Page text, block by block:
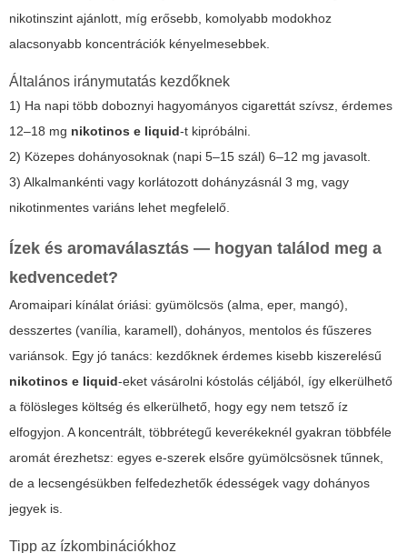
nikotinszint ajánlott, míg erősebb, komolyabb modokhoz
alacsonyabb koncentrációk kényelmesebbek.
Általános iránymutatás kezdőknek
1) Ha napi több doboznyi hagyományos cigarettát szívsz, érdemes
12–18 mg nikotinos e liquid-t kipróbálni.
2) Közepes dohányosoknak (napi 5–15 szál) 6–12 mg javasolt.
3) Alkalmankénti vagy korlátozott dohányzásnál 3 mg, vagy
nikotinmentes variáns lehet megfelelő.
Ízek és aromaválasztás — hogyan találod meg a
kedvencedet?
Aromaipari kínálat óriási: gyümölcsös (alma, eper, mangó),
desszertes (vanília, karamell), dohányos, mentolos és fűszeres
variánsok. Egy jó tanács: kezdőknek érdemes kisebb kiszerelésű
nikotinos e liquid-eket vásárolni kóstolás céljából, így elkerülhető
a fölösleges költség és elkerülhető, hogy egy nem tetsző íz
elfogyjon. A koncentrált, többrétegű keverékeknél gyakran többféle
aromát érezhetsz: egyes e-szerek elsőre gyümölcsösnek tűnnek,
de a lecsengésükben felfedezhetők édességek vagy dohányos
jegyek is.
Tipp az ízkombinációkhoz